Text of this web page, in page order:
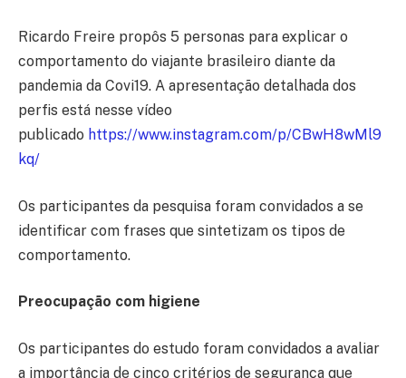
Ricardo Freire propôs 5 personas para explicar o
comportamento do viajante brasileiro diante da
pandemia da Covi19. A apresentação detalhada dos
perfis está nesse vídeo
publicado https://www.instagram.com/p/CBwH8wMl9
kq/
Os participantes da pesquisa foram convidados a se
identificar com frases que sintetizam os tipos de
comportamento.
Preocupação com higiene
Os participantes do estudo foram convidados a avaliar
a importância de cinco critérios de segurança que